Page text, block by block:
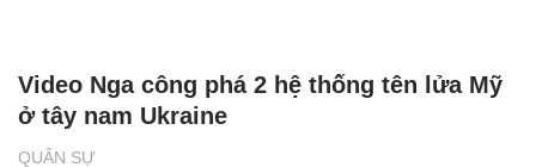
QUÂN SỰ
Video Nga công phá 2 hệ thống tên lửa Mỹ
ở tây nam Ukraine